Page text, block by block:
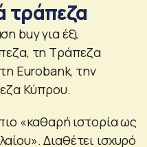
τράπεζα
buy για έξι
τη Τράπεζα
Eurobank, την
Κύπρου.
«καθαρή ιστορία ως
Διαθέτει ισχυρό